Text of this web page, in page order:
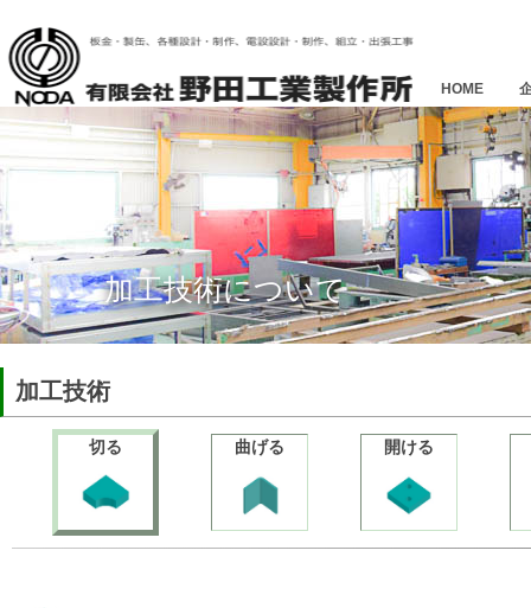
HOME
加工技術について
加工技術
切る 曲げる 開ける